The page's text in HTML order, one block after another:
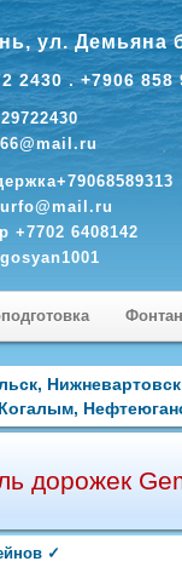
ул. Демьяна
2430 . +7906 858
+7702 6408142
дорожек
✓